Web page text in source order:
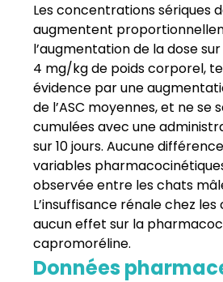
Les concentrations sériques
augmentent
l’augmentation de la dose
4 mg/kg de poids corporel,
évidence par une
de l’ASC moyennes, et ne se
cumulées avec une
sur 10 jours. Aucune
variables
observée entre les chats
L’insuffisance rénale chez les
aucun effet sur la
capromoréline.
Données